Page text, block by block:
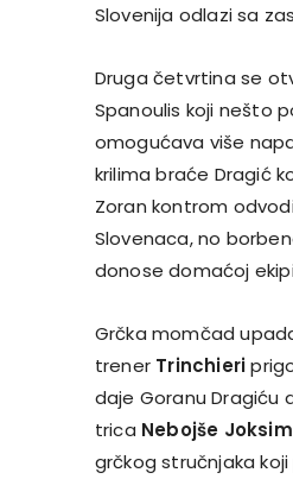
Slovenija odlazi sa
Druga četvrtina se
Spanoulis koji nešto
omogućava više
krilima braće Dragić
Zoran kontrom
Slovenaca, no
donose domaćoj
Grčka momčad
trenerTrinchieri
daje Goranu Dragiću
trica Nebojše
grčkog stručnjaka